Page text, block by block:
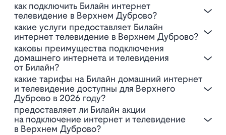
Как подключить Билайн интернет
телевидение в Верхнем Дуброво?
Какие услуги предоставляет Билайн
интернет телевидение в Верхнем Дуброво?
Каковы преимущества подключения
домашнего интернета и телевидения
от Билайн?
Какие тарифы на Билайн домашний интернет
и телевидение доступны для Верхнего
Дуброво в 2026 году?
Предоставляет ли Билайн акции
на подключение интернет и телевидение
в Верхнем Дуброво?